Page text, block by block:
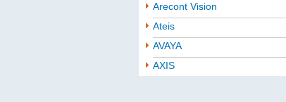
Arecont Vision
Ateis
AVAYA
AXIS